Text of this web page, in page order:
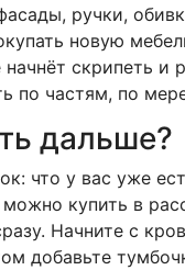
ручки,
новую
скрипеть и
по частям, по
дальше?
что у вас уже
можно купить в
Начните с
добавьте